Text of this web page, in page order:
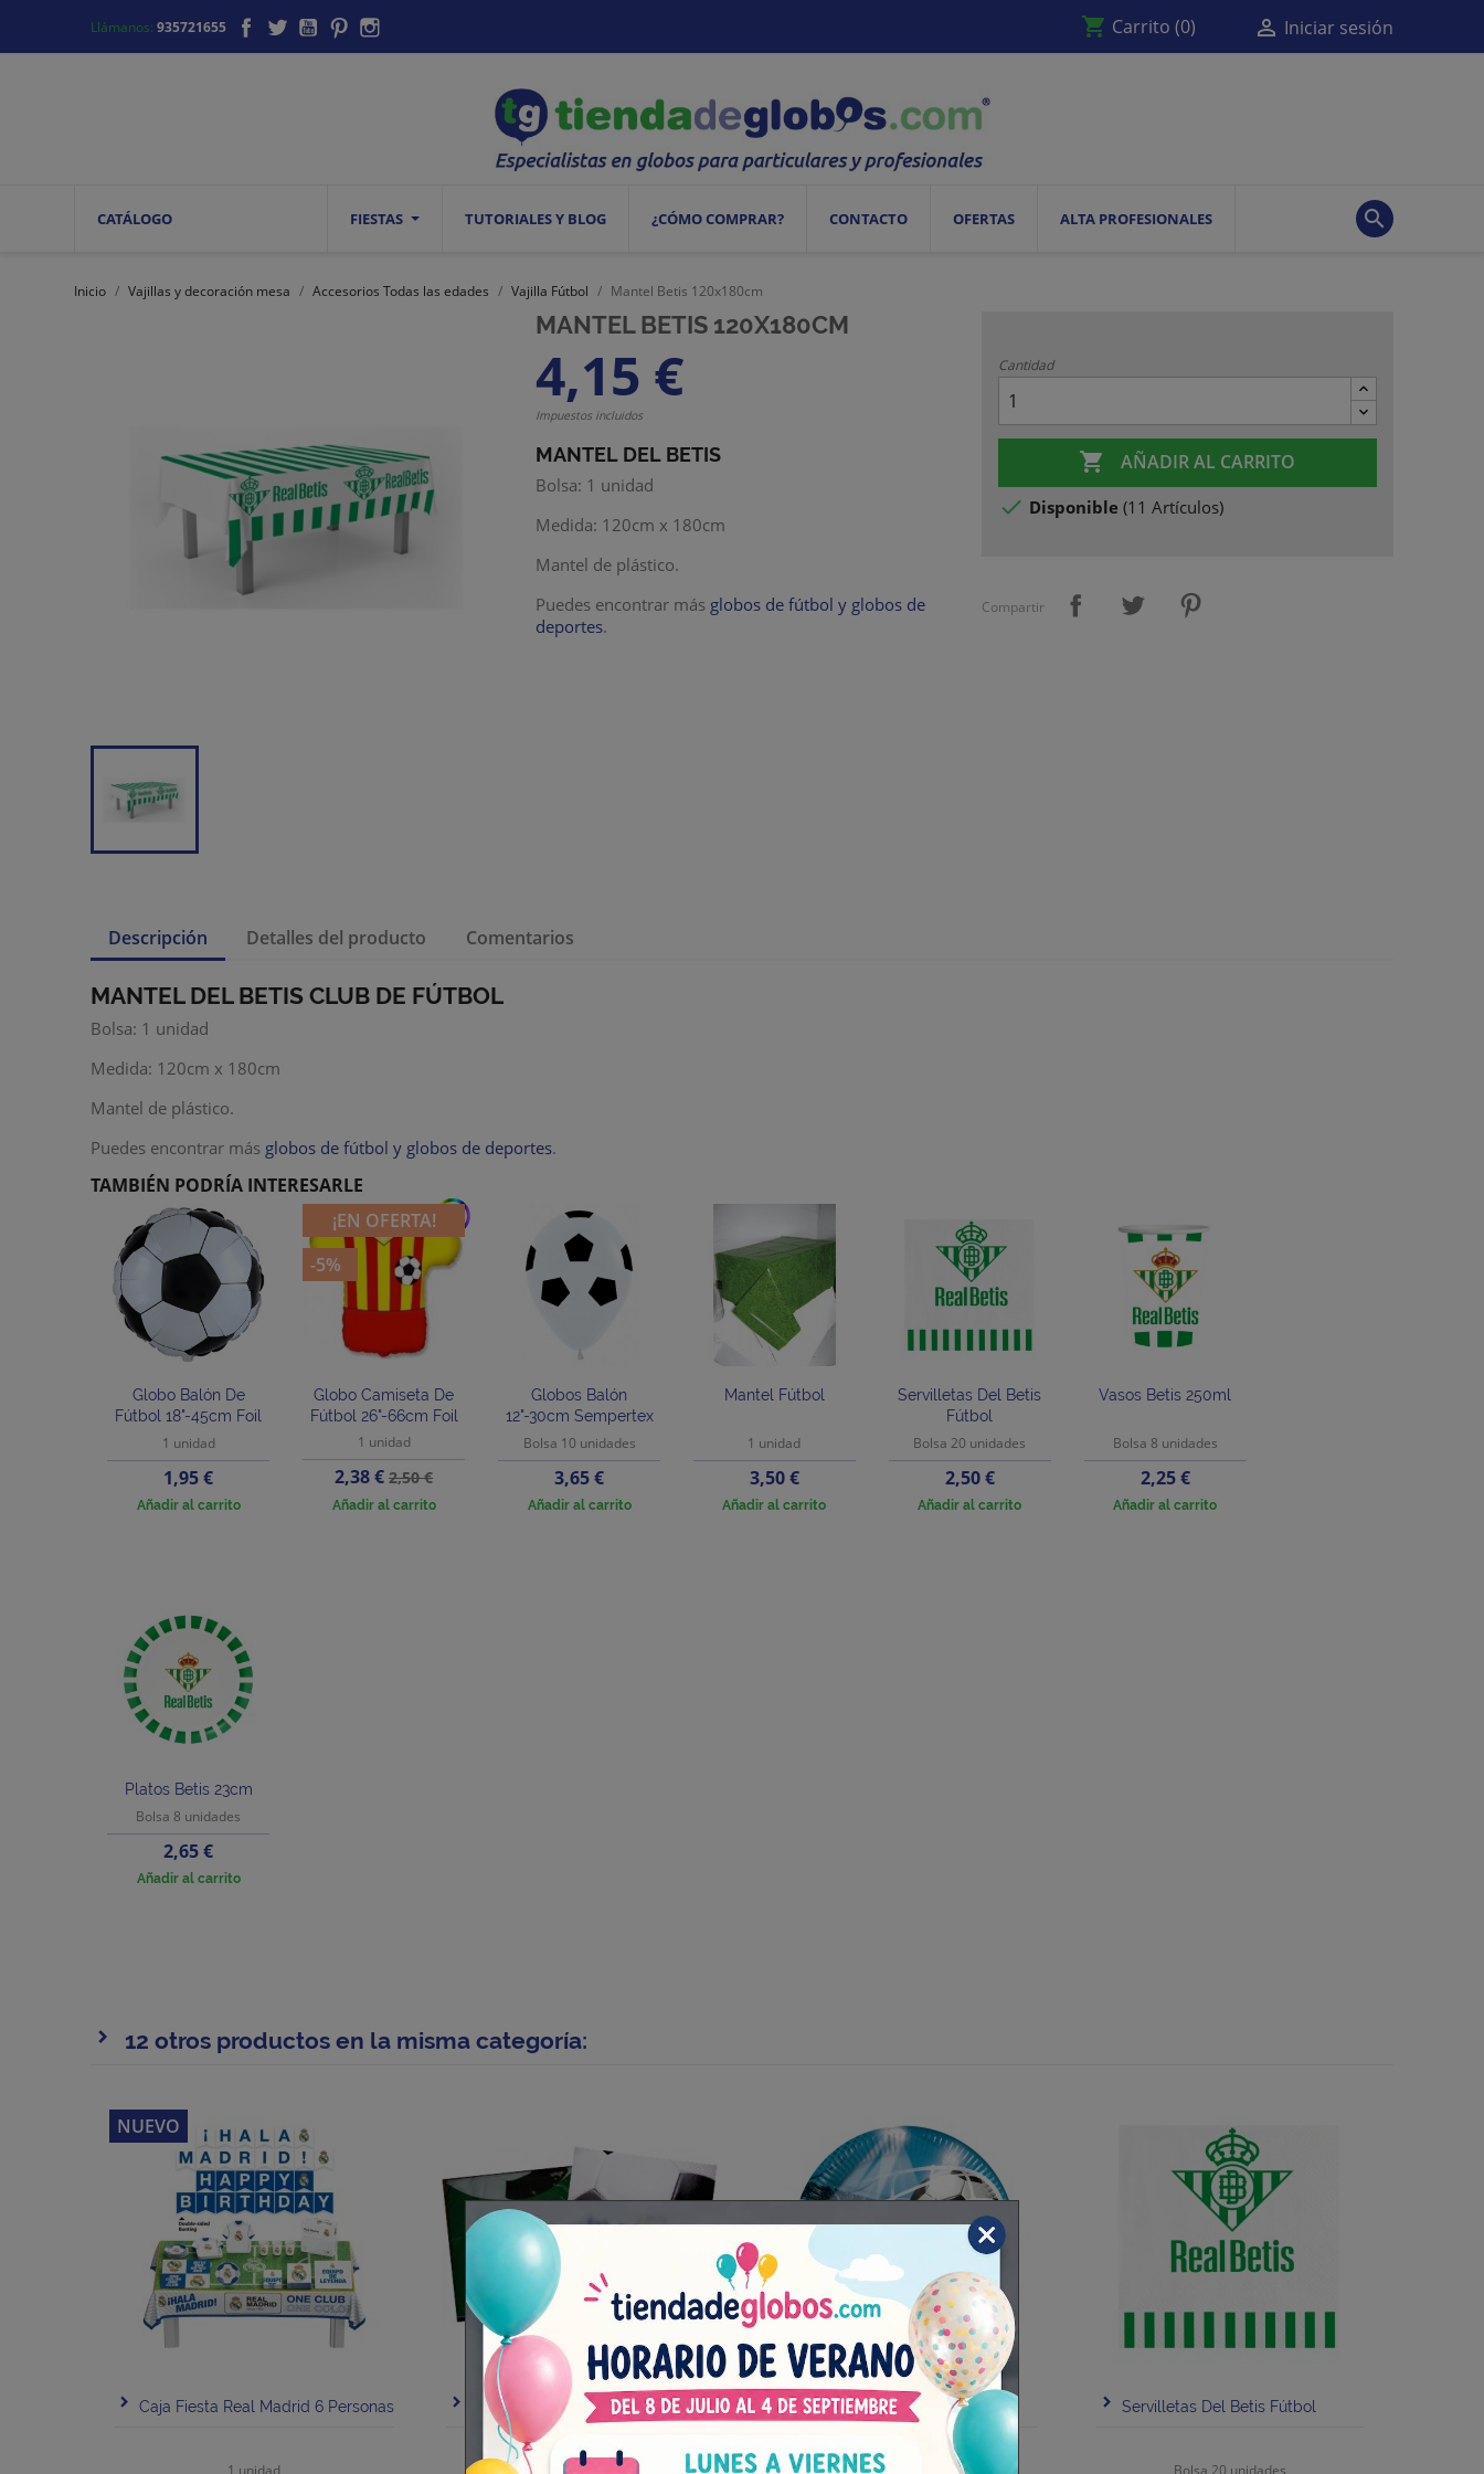
Llámanos:935721655 Facebook
TwitterYouTubePinterest shopping_cart Carrito (0)  Iniciar sesión
CATÁLOGO FIESTAS TUTORIALES Y BLOG ¿CÓMO COMPRAR? CONTACTO OFERTAS ALTA PROFESIONALES 
Inicio Vajillas y decoración mesa Accesorios Todas las edades Vajilla Fútbol Mantel Betis 120x180cm
MANTEL BETIS 120X180CM
4,15 €
Impuestos incluidos
MANTEL DEL BETIS
Bolsa: 1 unidad
Medida: 120cm x 180cm
Mantel de plástico.
Puedes encontrar más globos de fútbol y globos de
deportes.
Cantidad
 AÑADIR AL CARRITO
 Disponible (11 Artículos)
Compartir
Descripción Detalles del producto Comentarios
MANTEL DEL BETIS CLUB DE FÚTBOL
Bolsa: 1 unidad
Medida: 120cm x 180cm
Mantel de plástico.
Puedes encontrar más globos de fútbol y globos de deportes.
TAMBIÉN PODRÍA INTERESARLE
Globo Balón De
Fútbol 18"-45cm Foil
1 unidad
Precio
1,95 €
Añadir al carrito
add
Globo Camiseta De
Fútbol 26"-66cm Foil
1 unidad
Precio
2,38 €Precio
base
2,50 €
Añadir al carrito
¡EN OFERTA!
-5%
Globos Balón
12"-30cm Sempertex
Bolsa 10 unidades
Precio
3,65 €
Añadir al carrito
Mantel Fútbol
1 unidad
Precio
3,50 €
Añadir al carrito
Servilletas Del Betis
Fútbol
Bolsa 20 unidades
Precio
2,50 €
Añadir al carrito
Vasos Betis 250ml
Bolsa 8 unidades
Precio
2,25 €
Añadir al carrito
Platos Betis 23cm
Bolsa 8 unidades
Precio
2,65 €
Añadir al carrito
12 otros productos en la misma categoría:
Caja Fiesta Real Madrid 6 Personas
1 unidad
NUEVO
Servilletas Fútbol
Bolsa de 16 unidades
Platos Fútbol Portería 23cm
Bolsa 8 unidades
Servilletas Del Betis Fútbol
Bolsa 20 unidades